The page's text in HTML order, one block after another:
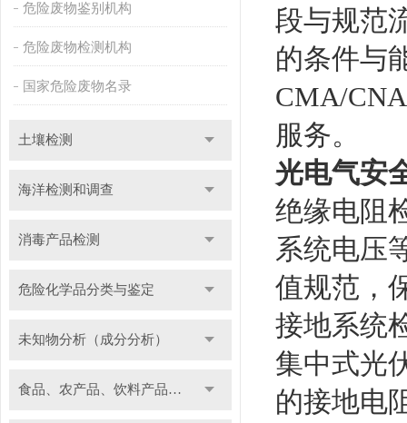
危险废物鉴别机构
危险废物检测机构
国家危险废物名录
土壤检测
海洋检测和调查
消毒产品检测
危险化学品分类与鉴定
未知物分析（成分分析）
食品、农产品、饮料产品检测
段与规范
的条件与
CMA/
服务。
光电气安
绝缘电阻
系统电压
值规范，
接地系统
集中式光
的接地电